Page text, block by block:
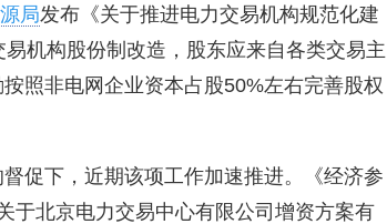
局发布《关于推进电力交易机构规范化建
机构股份制改造，股东应来自各类交易主
照非电网企业资本占股50%左右完善股权
促下，近期该项工作加速推进。《经济参
于北京电力交易中心有限公司增资方案有
菲律宾：防疫降级